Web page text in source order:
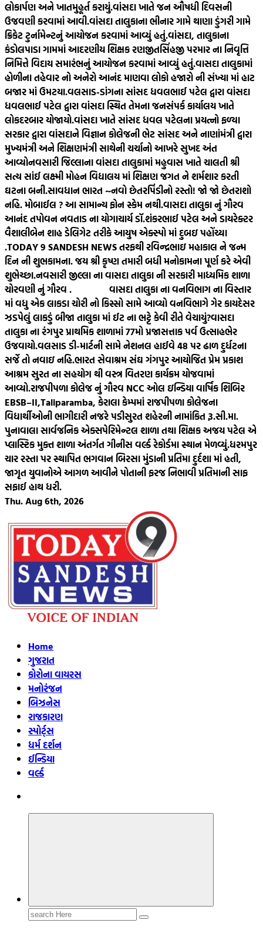
લોકાર્પણ અને ખાતમુહૂર્ત કરાયું.વાંસદા ખાતે જન ઔષધી દિવસની
ઉજવણી કરવામાં આવી.વાંસદા તાલુકાના ભીનાર ગામે થાણા ડુંગરી ગામે
ક્રિકેટ ટુર્નામેન્ટનું આયોજન કરવામાં આવ્યું હતું.વાંસદા, તાલુકાના
કંડોલપાડા ગામમાં આદરણીય શિક્ષક રણજીતસિંહજી પરમાર ના નિવૃત્તિ
નિમિત્તે વિદાય સમારંભનું આયોજન કરવામાં આવ્યું હતું.વાસદા તાલુકામાં
હોળીના તહેવાર નો અનેરો આનંદ માણવા લોકો હજારો ની સંખ્યા માં હાટ
બજાર માં ઉમટયા.વલસાડ-ડાંગના સાંસદ ધવલભાઈ પટેલ દ્વારા વાંસદા
ધવલભાઈ પટેલ દ્વારા વાંસદા સ્થિત તેમના જનસંપર્ક કાર્યાલય ખાતે
લોકદરબાર યોજાયો.વાંસદા ખાતે સાંસદ ધવલ પટેલના પ્રયત્નો ફળ્યા
સરકાર દ્વારા વાંસદાને વિજ્ઞાન કોલેજની ભેટ સાંસદ અને નાણાંમંત્રી દ્વારા
મુખ્યમંત્રી અને શિક્ષણમંત્રી સાથેની ચર્ચાનો આખરે સુખદ અંત
આવ્યોનવસારી જિલ્લાના વાંસદા તાલુકામાં મહુવાસ ખાતે ચાલતી શ્રી
સત્ય સાંઈ લક્ષ્મી મોહન વિદ્યાલય માં શિક્ષણ જગત ને શર્મશાર કરતી
ઘટના બની.સાવધાન ભારત ~નવો છેતરપિંડીનો રસ્તો! જો જો છેતરાશો
નહિ. મોબાઈલ ? આ સામાન્ય ફોન સ્કેમ નથી.વાસદા તાલુકા નું ગૌરવ
આનંદ તપોવન નવતાડ ના યોગાચાર્ય ડૉ.શંકરભાઈ પટેલ અને ડાયરેક્ટર
વૈશાલીબેન શાહ ડેલિગેટ તરીકે આયુષ એક્સ્પો માં દુબઇ પહોંચ્યા
.TODAY 9 SANDESH NEWS તરફથી રવિન્દ્રભાઇ મહાકાલ ને જન્મ
દિન ની શુભકામના. જય શ્રી કૃષ્ણ તમારી બધી મનોકામના પૂર્ણ કરે એવી
શુભેચ્છા.નવસારી જીલ્લા ના વાસદા તાલુકા ની સરકારી માધ્યમિક શાળા
ચોરવણી નું ગૌરવ . વાસદા તાલુકા ના વનવિભાગ ના વિસ્તાર
માં વધુ એક લાકડા ચોરી નો કિસ્સો સામે આવ્યો વનવિભાગે ગેર કાયદેસર
ઝડપેલું લાકડું બીજા તાલુકા માં ઈટ ના ભટ્ટે કેવી રીતે વેચાયું?વાસદા
તાલુકા ના રંગપુર પ્રાથમિક શાળામાં 77મો પ્રજાસત્તાક પર્વ ઉત્સાહભેર
ઉજવાયો.વલસાડ ડી-માર્ટની સામે નેશનલ હાઈવે 48 પર ઢાળ દુર્ધટના
સર્જે તો નવાઇ નહિ.ભારત સેવાશ્રમ સંઘ ગંગપુર આયોજિત પ્રેમ પ્રકાશ
આશ્રમ સુરત ના સહયોગ થી વસ્ત્ર વિતરણ કાર્યક્રમ યોજવામાં
આવ્યો.રાજપીપળા કોલેજ નું ગૌરવ NCC ઓલ ઇન્ડિયા વાર્ષિક શિબિર
EBSB–II,Taliparamba, કેરાલા કેમ્પમાં રાજપીપળા કોલેજના
વિદ્યાર્થીઓની ભાગીદારી નજરે પડીસુરત શહેરની નામાંકિત રૂ.સી.મા.
પુનાવાલા સાર્વજનિક એક્સપેરિમેન્ટલ શાળા તથા શિક્ષક અજય પટેલ એ
પ્લાસ્ટિક મુક્ત શાળા અંતર્ગત ગીનીસ વર્લ્ડ રેકોર્ડમા સ્થાન મેળવ્યું.ધરમપુર
ચાર રસ્તા પર સ્થાપિત ભગવાન બિરસા મુંડાની પ્રતિમા દુર્દશા માં હતી,
જાગૃત યુવાનોએ આગળ આવીને પોતાની ફરજ નિભાવી પ્રતિમાની સાફ
સફાઈ હાથ ધરી.
Thu. Aug 6th, 2026
Home
ગુજરાત
કોરોના વાયરસ
મનોરંજન
બિઝનેસ
રાજકારણ
સ્પોર્ટ્સ
ધર્મ દર્શન
ઈન્ડિયા
વર્લ્ડ
Search